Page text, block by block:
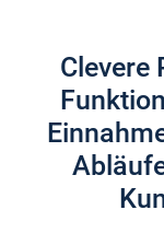
Clevere